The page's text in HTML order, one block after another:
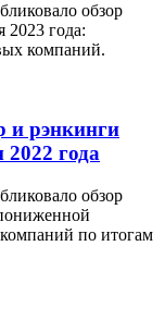
обзор
2023 года:
компаний.
и рэнкинги
года
обзор
по итогам